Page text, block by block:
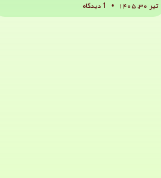
تیر ۳۰, ۱۴۰۵